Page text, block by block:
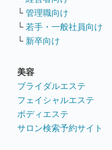
└ 管理職向け
└ 若手・一般社員向け
└ 新卒向け
美容
ブライダルエステ
フェイシャルエステ
ボディエステ
サロン検索予約サイト